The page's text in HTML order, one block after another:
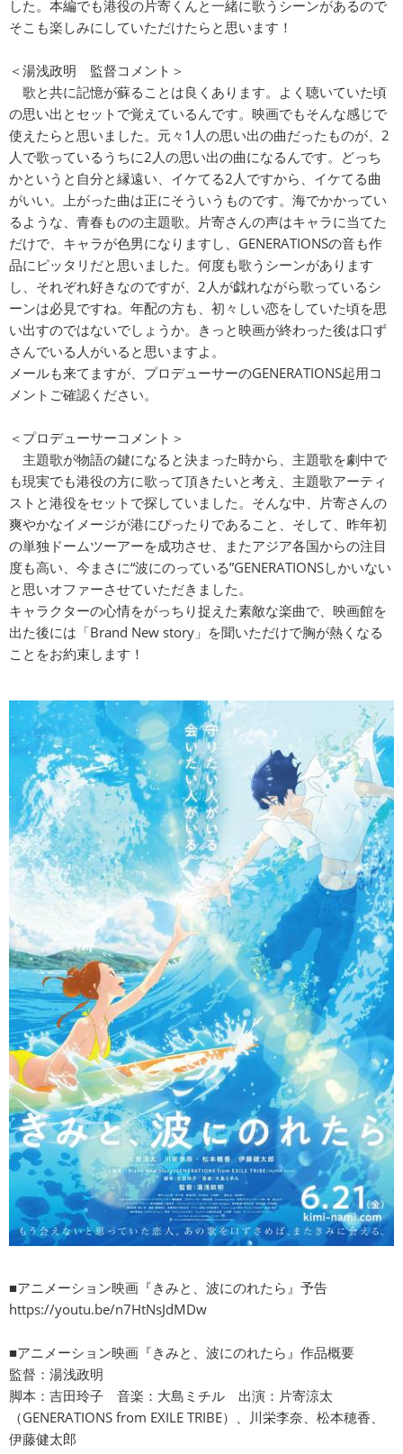
した。本編でも港役の片寄くんと一緒に歌うシーンがあるので
そこも楽しみにしていただけたらと思います！
＜湯浅政明 監督コメント＞
歌と共に記憶が蘇ることは良くあります。よく聴いていた頃
の思い出とセットで覚えているんです。映画でもそんな感じで
使えたらと思いました。元々1人の思い出の曲だったものが、2
人で歌っているうちに2人の思い出の曲になるんです。どっち
かというと自分と縁遠い、イケてる2人ですから、イケてる曲
がいい。上がった曲は正にそういうものです。海でかかってい
るような、青春ものの主題歌。片寄さんの声はキャラに当てた
だけで、キャラが色男になりますし、GENERATIONSの音も作
品にピッタリだと思いました。何度も歌うシーンがあります
し、それぞれ好きなのですが、2人が戯れながら歌っているシ
ーンは必見ですね。年配の方も、初々しい恋をしていた頃を思
い出すのではないでしょうか。きっと映画が終わった後は口ず
さんでいる人がいると思いますよ。
メールも来てますが、プロデューサーのGENERATIONS起用コ
メントご確認ください。
＜プロデューサーコメント＞
主題歌が物語の鍵になると決まった時から、主題歌を劇中で
も現実でも港役の方に歌って頂きたいと考え、主題歌アーティ
ストと港役をセットで探していました。そんな中、片寄さんの
爽やかなイメージが港にぴったりであること、そして、昨年初
の単独ドームツーアーを成功させ、またアジア各国からの注目
度も高い、今まさに“波にのっている”GENERATIONSしかいない
と思いオファーさせていただきました。
キャラクターの心情をがっちり捉えた素敵な楽曲で、映画館を
出た後には「Brand New story」を聞いただけで胸が熱くなる
ことをお約束します！
■アニメーション映画『きみと、波にのれたら』予告
https://youtu.be/n7HtNsJdMDw
■アニメーション映画『きみと、波にのれたら』作品概要
監督：湯浅政明
脚本：吉田玲子 音楽：大島ミチル 出演：片寄涼太
（GENERATIONS from EXILE TRIBE）、川栄李奈、松本穂香、
伊藤健太郎